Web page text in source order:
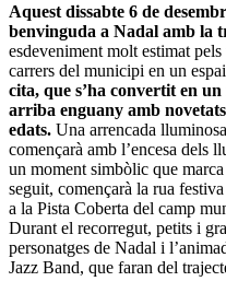
Aquest dissabte 6 de
benvinguda a Nadal amb la
esdeveniment molt estimat
carrers del municipi en un
cita, que s’ha convertit en
arriba enguany amb
edats. Una arrencada lluminosa
començarà amb l’encesa dels
un moment simbòlic que
seguit, començarà la rua
a la Pista Coberta del camp
Durant el recorregut, petits i
personatges de Nadal i
Jazz Band, que faran del